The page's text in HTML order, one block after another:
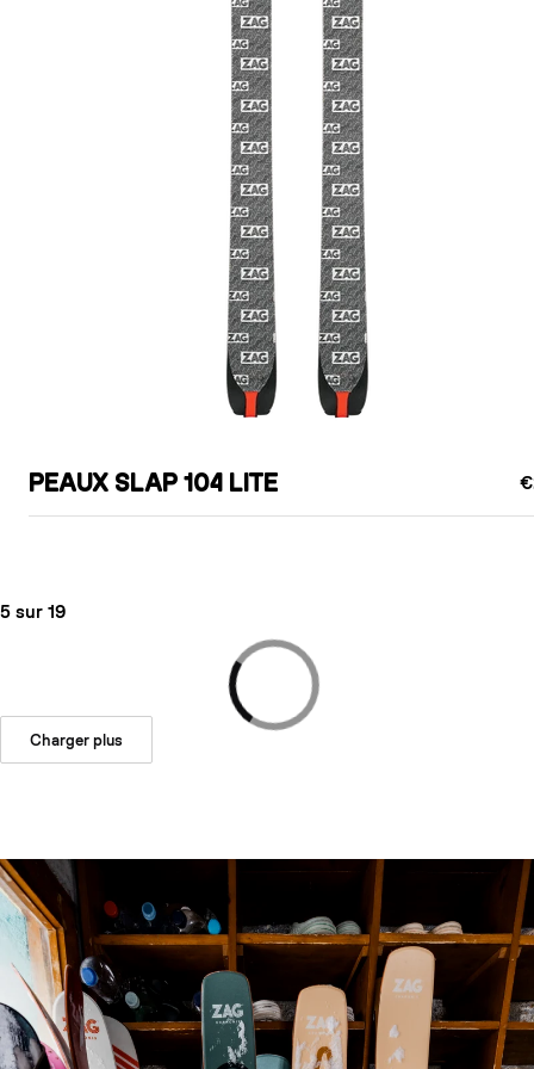
PEAUX SLAP 104 LITE
5 sur 19
Charger plus